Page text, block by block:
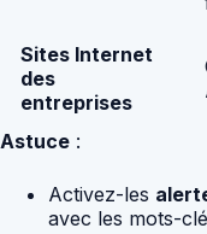
Sites Internet
des
entreprises
Astuce :
Activez-les
avec les mots-